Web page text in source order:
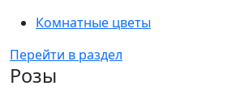
Комнатные цветы
Перейти в раздел
Розы